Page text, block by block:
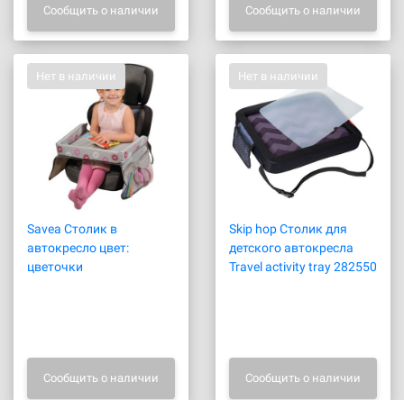
Сообщить о наличии Сообщить о наличии
Нет в наличии
Savea Столик в
автокресло цвет:
цветочки
Сообщить о наличии
Нет в наличии
Skip hop Столик для
детского автокресла
Travel activity tray 282550
Сообщить о наличии